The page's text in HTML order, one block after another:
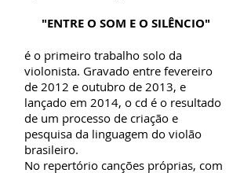
"ENTRE O SOM E O SILÊNCIO"
é o primeiro trabalho solo da
violonista. Gravado entre fevereiro
de 2012 e outubro de 2013, e
lançado em 2014, o cd é o resultado
de um processo de criação e
pesquisa da linguagem do violão
brasileiro.
No repertório canções próprias, com